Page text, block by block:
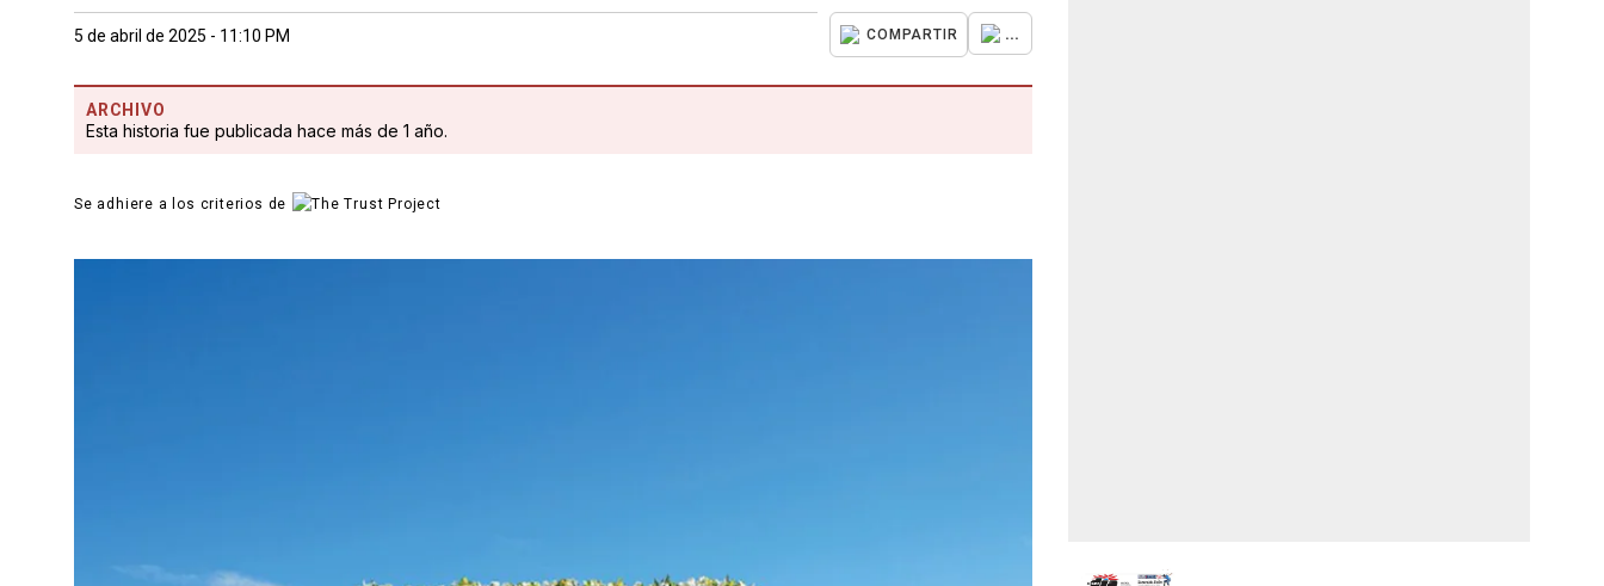
5 de abril de 2025 - 11:10 PM COMPARTIR ...
ARCHIVO
Esta historia fue publicada hace más de 1 año.
Se adhiere a los criterios de